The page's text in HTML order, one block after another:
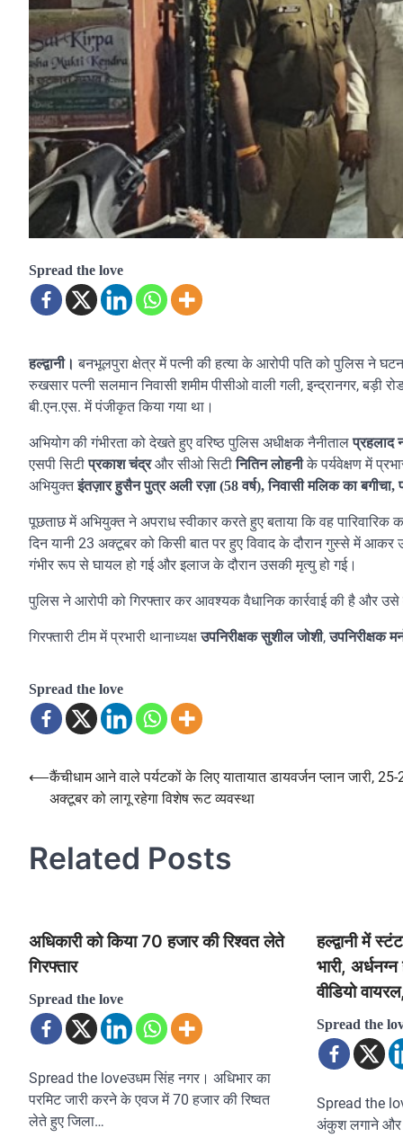
Spread the love
हल्द्वानी।बनभूलपुरा क्षेत्र में पत्नी की हत्या के आरोपी पति को पुलिस ने
रुखसार पत्नी सलमान निवासी शमीम पीसीओ वाली गली, इन्द्रानगर,
बी.एन.एस. में पंजीकृत किया गया था।
अभियोग की गंभीरता को देखते हुए वरिष्ठ पुलिस अधीक्षक नैनीतालप्रहलाद
एसपी सिटीप्रकाश चंद्रऔर सीओ सिटीनितिन लोहनीके पर्यवेक्षण में
अभियुक्तइंतज़ार हुसैन पुत्र अली रज़ा (58 वर्ष), निवासी मलिक का
पूछताछ में अभियुक्त ने अपराध स्वीकार करते हुए बताया कि वह
दिन यानी 23 अक्टूबर को किसी बात पर हुए विवाद के दौरान गुस्से में
गंभीर रूप से घायल हो गई और इलाज के दौरान उसकी मृत्यु हो गई।
पुलिस ने आरोपी को गिरफ्तार कर आवश्यक वैधानिक कार्रवाई की है और उसे
गिरफ्तारी टीम में प्रभारी थानाध्यक्षउपनिरीक्षक सुशील जोशी,उपनिरीक्षक
Spread the love
Post
navigation
⟵कैंचीधाम आने वाले पर्यटकों के लिए यातायात डायवर्जन प्लान जारी, 25-
अक्टूबर को लागू रहेगा विशेष रूट व्यवस्था
Related Posts
अधिकारी को किया 70 हजार की रिश्वत लेते
गिरफ्तार
Spread the love
Spread the loveउधम सिंह नगर। अधिभार का
परमिट जारी करने के एवज में 70 हजार की रिष्वत
लेते हुए जिला…
हल्द्वानी में
भारी,
वीडियो
Spread the
Spread the
अंकुश लगाने और